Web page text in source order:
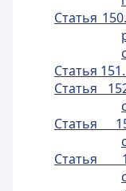
Статья
Статья
Статья
Статья
Статья